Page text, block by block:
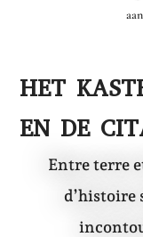
HET
EN DE
Entre terre
d’histoire